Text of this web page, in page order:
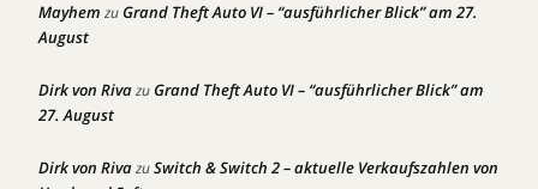
Mayhem zuGrand Theft Auto VI – “ausführlicher Blick” am 27.
August
Dirk von RivazuGrand Theft Auto VI – “ausführlicher Blick” am
27. August
Dirk von RivazuSwitch & Switch 2 – aktuelle Verkaufszahlen von